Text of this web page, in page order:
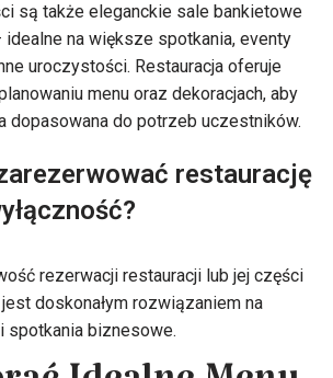
są także eleganckie sale bankietowe
idealne na większe spotkania, eventy
uroczystości. Restauracja oferuje
menu oraz dekoracjach, aby
dopasowana do potrzeb uczestników.
restaurację
rezerwacji restauracji lub jej części
doskonałym rozwiązaniem na
spotkania biznesowe.